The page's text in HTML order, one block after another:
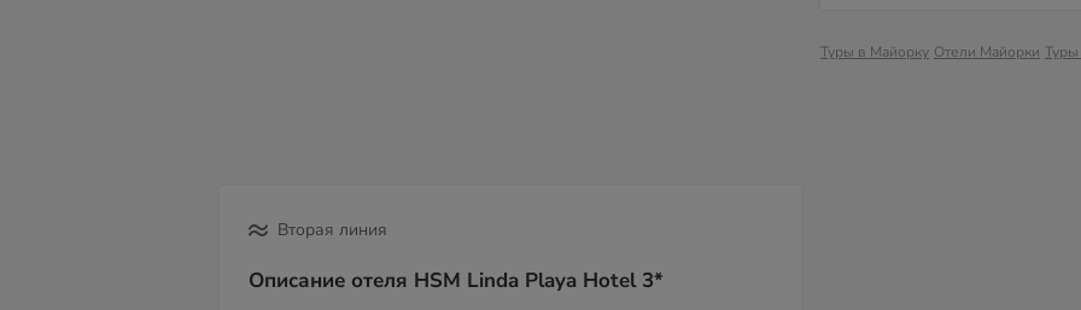
Вторая линия
Описание отеля HSM Linda Playa Hotel 3*
Туры в Майорку Отели Майорки